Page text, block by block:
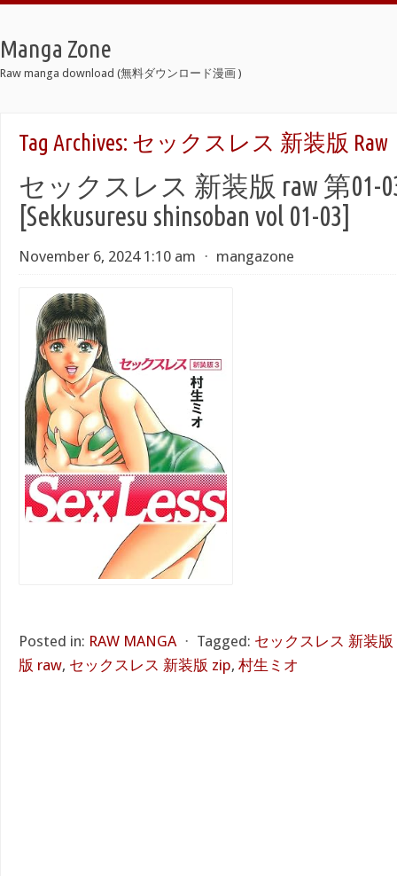
Manga Zone
Raw manga download (無料ダウンロード漫画 )
Tag Archives: セックスレス 新装版 Raw
セックスレス 新装版 raw 第01-
[Sekkusuresu shinsoban vol 01-03]
November 6, 2024 1:10 am ⋅ mangazone
Posted in: RAW MANGA ⋅ Tagged: セックスレス 新装版
版 raw, セックスレス 新装版 zip, 村生ミオ